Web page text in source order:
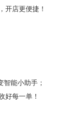
开店更便捷！
能小助手；
好每一单！